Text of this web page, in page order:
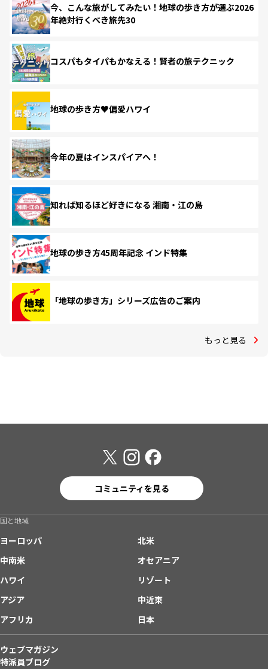
今、こんな旅がしてみたい！地球の歩き方が選ぶ2026
年絶対行くべき旅先30
コスパもタイパもかなえる！賢者の旅テクニック
地球の歩き方♥偏愛ハワイ
今年の夏はインスパイアへ！
知れば知るほど好きになる 湘南・江の島
地球の歩き方45周年記念 インド特集
「地球の歩き方」シリーズ広告のご案内
もっと見る
コミュニティを見る
国と地域
ヨーロッパ
北米
中南米
オセアニア
ハワイ
リゾート
アジア
中近東
アフリカ
日本
ウェブマガジン
特派員ブログ